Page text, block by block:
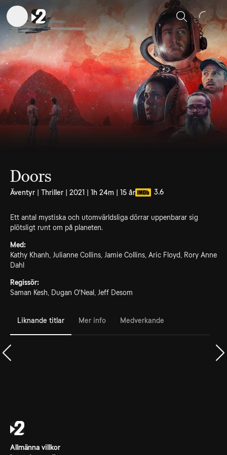
Sök
Doors
Äventyr | Thriller | 2021 | 1h 24m | 15 år 3.6
Ett antal mystiska och utomvärldsliga dörrar uppenbarar sig
plötsligt runt om på planeten.
Med:
Kathy Khanh, Julianne Collins, Jamie Collins, Aric Floyd, Rory Anne
Dahl
Regissör:
Saman Kesh, Dugan O'Neal, Jeff Desom
Liknande titlar Mer info Medverkande
Allmänna villkor